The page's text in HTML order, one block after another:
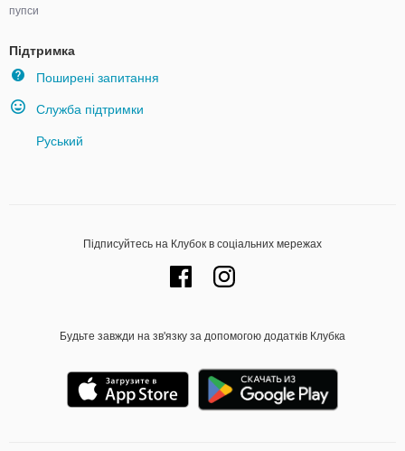
пупси
Підтримка
Поширені запитання
Служба підтримки
Руський
Підписуйтесь на Клубок в соціальних мережах
Будьте завжди на зв'язку за допомогою додатків Клубка